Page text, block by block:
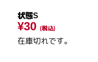
状態S
¥30 (税込)
在庫切れです。